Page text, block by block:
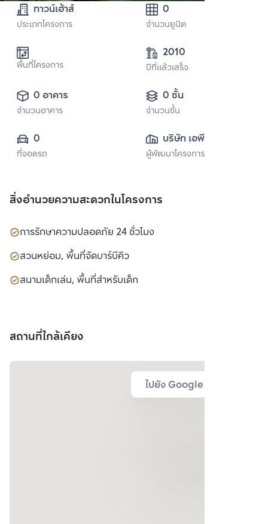
ทาวน์เฮ้าส์
ประเภทโครงการ
0
จำนวนยูนิต
พื้นที่โครงการ
2010
ปีที่แล้วเสร็จ
0 อาคาร
จำนวนอาคาร
0 ชั้น
จำนวนชั้น
0
ที่จอดรถ
บริษัท เอพี (ไทย
แลนด์)
ผู้พัฒนาโครงการ
สิ่งอำนวยความสะดวกในโครงการ
การรักษาความปลอดภัย 24 ชั่วโมง
สวนหย่อม, พื้นที่จัดบาร์บีคิว
สนามเด็กเล่น, พื้นที่สำหรับเด็ก
สถานที่ใกล้เคียง
ไปยัง Google Map